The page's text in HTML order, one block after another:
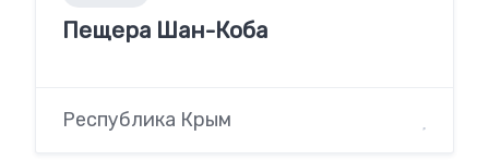
Пещера Шан-Коба
Республика Крым